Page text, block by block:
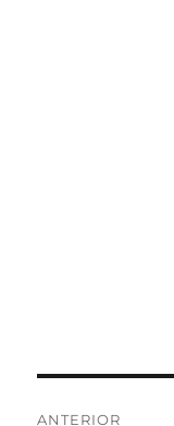
ANTERIOR